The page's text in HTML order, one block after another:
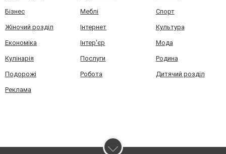
Бізнес Меблі Спорт
Жіночий розділ Інтернет Культура
Економіка Інтер'єр Мода
Кулінарія Послуги Родина
Подорожі Робота Дитячий розділ
Реклама